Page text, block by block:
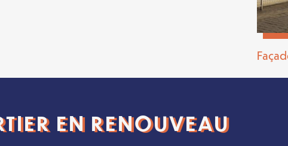
EN RENOUVEAU